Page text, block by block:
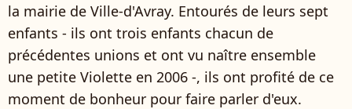
la mairie de Ville-d'Avray. Entourés de leurs sept
enfants - ils ont trois enfants chacun de
précédentes unions et ont vu naître ensemble
une petite Violette en 2006 -, ils ont profité de ce
moment de bonheur pour faire parler d'eux.